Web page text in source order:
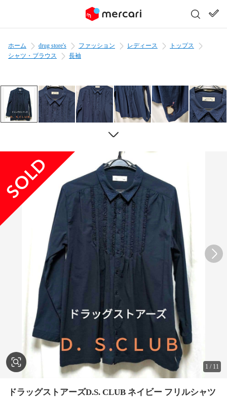
ホーム drug store's ファッション レディース
トップス
シャツ・ブラウス
長袖
1 / 11
ドラッグストアーズD.S. CLUB ネイビー フリルシャツ